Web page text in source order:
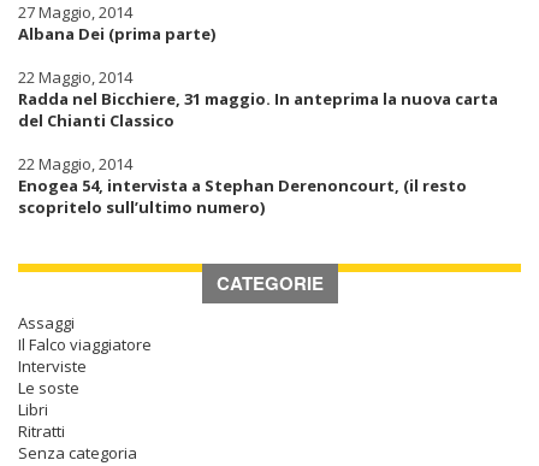
27 Maggio, 2014
Albana Dei (prima parte)
22 Maggio, 2014
Radda nel Bicchiere, 31 maggio. In anteprima la nuova carta
del Chianti Classico
22 Maggio, 2014
Enogea 54, intervista a Stephan Derenoncourt, (il resto
scopritelo sull’ultimo numero)
CATEGORIE
Assaggi
Il Falco viaggiatore
Interviste
Le soste
Libri
Ritratti
Senza categoria